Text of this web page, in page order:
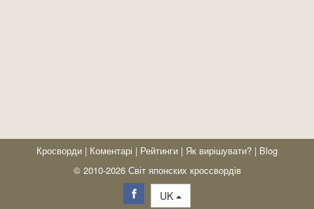
Кросворди | Коментарі | Рейтинги | Як вирішувати? | Blog
© 2010-2026 Світ японских кроссвордів
UK